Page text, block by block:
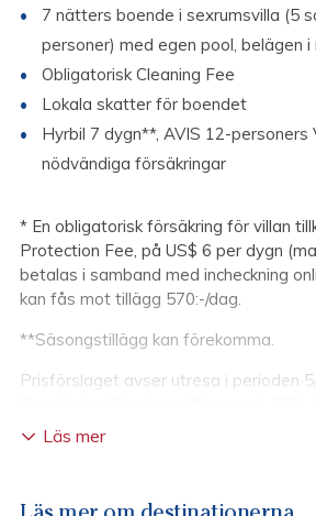
7 nätters boende i sexrumsvilla (5
personer) med egen pool, belägen
Obligatorisk Cleaning Fee
Lokala skatter för boendet
Hyrbil 7 dygn**, AVIS 12-personers
nödvändiga försäkringar
* En obligatorisk försäkring för villan
Protection Fee, på US$ 6 per dygn
betalas i samband med incheckning
kan fås mot tillägg 570:-/dag.
**Säsongstillägg kan förekomma.
Prisförslaget avser utresa i perioden
tillägg ca 1 320:-/person. De flesta
detta innebär att priset är att se som
Läs mer